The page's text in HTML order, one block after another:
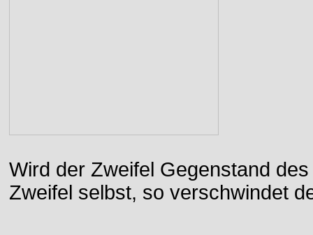
Wird der Zweifel Gegenstand
Zweifel selbst, so verschwindet